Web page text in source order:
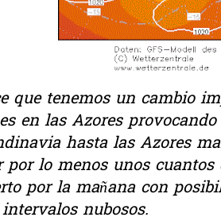
que tenemos un cambio
en las Azores
hasta las Azores
por lo menos unos cuantos
por la mañana con
nubosos.